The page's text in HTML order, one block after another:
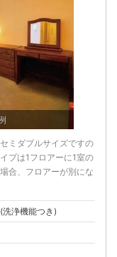
ミダブルサイズですの
プは1フロアーに1室の
合、フロアーが別にな
浄機能つき)